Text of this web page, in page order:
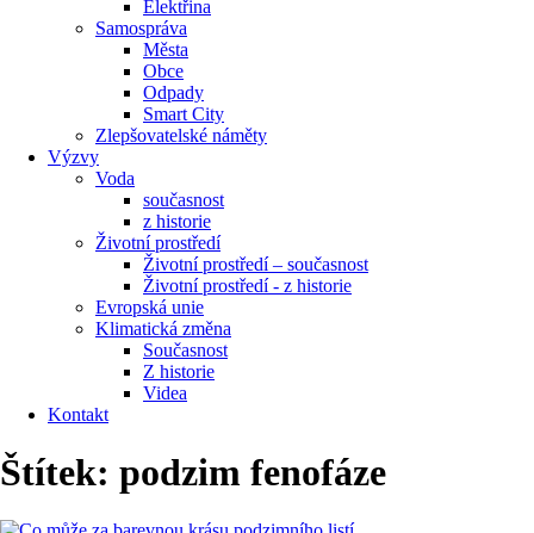
Elektřina
Samospráva
Města
Obce
Odpady
Smart City
Zlepšovatelské náměty
Výzvy
Voda
současnost
z historie
Životní prostředí
Životní prostředí – současnost
Životní prostředí ​- z historie
Evropská unie
Klimatická změna
Současnost
Z historie
Videa
Kontakt
Štítek: podzim fenofáze